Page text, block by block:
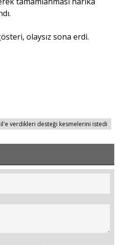
olaysız sona erdi.
verdikleri desteği kesmelerini istedi